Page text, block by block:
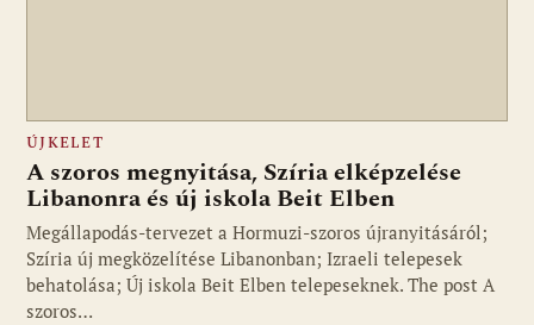
ÚJKELET
A szoros megnyitása, Szíria elképzelése
Libanonra és új iskola Beit Elben
Megállapodás-tervezet a Hormuzi-szoros újranyitásáról;
Szíria új megközelítése Libanonban; Izraeli telepesek
behatolása; Új iskola Beit Elben telepeseknek. The post A
szoros…